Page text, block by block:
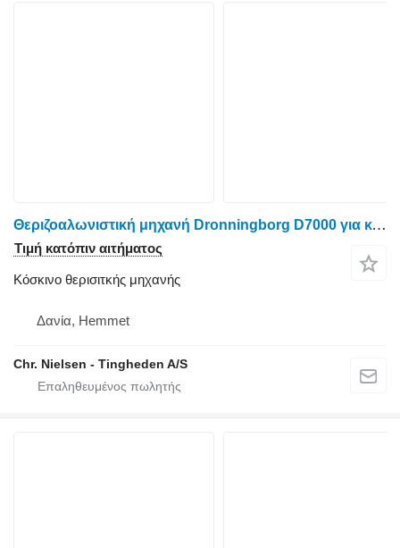
Θεριζοαλωνιστική μηχανή Dronningborg D7000 για κόσκινο θερισιτκής μηχανής
Τιμή κατόπιν αιτήματος
Κόσκινο θερισιτκής μηχανής
Δανία, Hemmet
Chr. Nielsen - Tingheden A/S